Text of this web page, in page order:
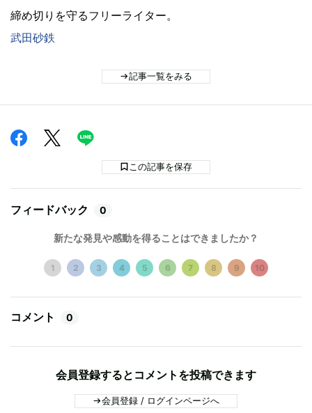
締め切りを守るフリーライター。
武田砂鉄
記事一覧をみる
この記事を保存
フィードバック 0
新たな発見や感動を得ることはできましたか？
1 2 3 4 5 6 7 8 9 10
コメント 0
会員登録するとコメントを投稿できます
会員登録 / ログインページへ